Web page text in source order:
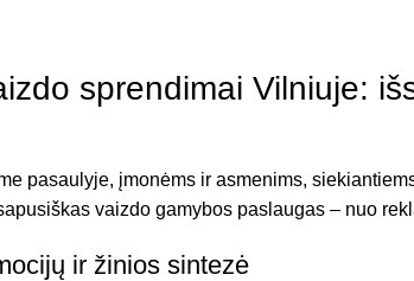
sprendimai Vilniuje:
pasaulyje, įmonėms ir asmenims,
vaizdo gamybos paslaugas – nuo
ir žinios sintezė